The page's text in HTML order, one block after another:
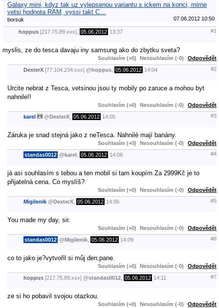
Galaxy mini, kdyz tak uz vylepsenou variantu s ickem na konci, mirne
vetsi hodnota RAM, vyssi takt C…
borsuk 07.06.2012 10:50
hoppus [217.75.89.xxx], 05.06.2012 13:37 #1
myslis, ze do tesca davaju iny samsung ako do zbytku sveta?
Souhlasím (+0) Nesouhlasím (-0) Odpovědět
DexterX [77.104.234.xxx] @ hoppus 05.06.2012 14:04 #2
Urcite nebrat z Tesca, vetsinou jsou ty mobily po zaruce a mohou byt
nahnile!!
Souhlasím (+0) Nesouhlasím (-0) Odpovědět
karel @ DexterX 05.06.2012 14:05 #3
Záruka je snad stejná jako z neTesca. Nahnilé mají banány.
Souhlasím (+0) Nesouhlasím (-0) Odpovědět
standas0012 @ karel 05.06.2012 14:06 #4
já asi souhlasím s tebou a ten mobil si tam koupím.Za 2999Kč je to
přijatelná cena. Co myslíš?
Souhlasím (+0) Nesouhlasím (-0) Odpovědět
Migilenik @ DexterX 05.06.2012 14:06 #5
You made my day, sir.
Souhlasím (+0) Nesouhlasím (-0) Odpovědět
standas0012 @ Migilenik 05.06.2012 14:09 #6
co to jako je?vytvořil si můj den,pane.
Souhlasím (+0) Nesouhlasím (-0) Odpovědět
hoppus [217.75.89.xxx] @standas0012 05.06.2012 14:11 #7
ze si ho pobavil svojou otazkou.
Souhlasím (+0) Nesouhlasím (-0) Odpovědět